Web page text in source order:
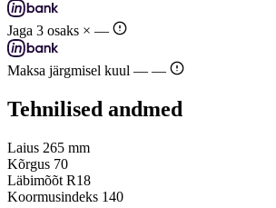
Jaga 3 osaks × —
Maksa järgmisel kuul — —
Tehnilised andmed
Laius 265 mm
Kõrgus 70
Läbimõõt R18
Koormusindeks 140